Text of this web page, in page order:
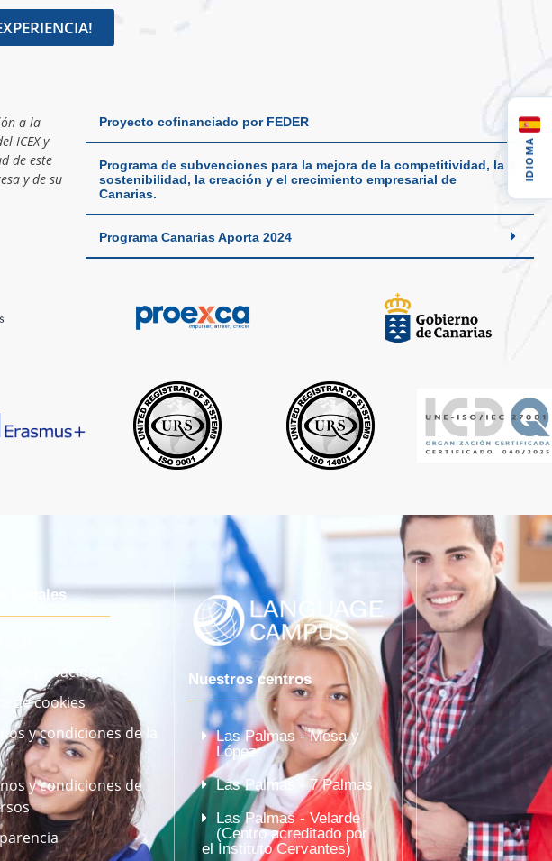
a la
ICEX y
de este
y de su
Proyecto cofinanciado por FEDER
Programa de subvenciones para la mejora de la competitividad, la
sostenibilidad, la creación y el crecimiento empresarial de
Canarias.
Programa Canarias Aporta 2024
Legales
de privacidad
de cookies
y condiciones de la
y condiciones de
Nuestros centros
Las Palmas - Mesa y
López
Las Palmas - 7 Palmas
Las Palmas - Velarde
(Centro acreditado por
el Instituto Cervantes)
IDIOMA